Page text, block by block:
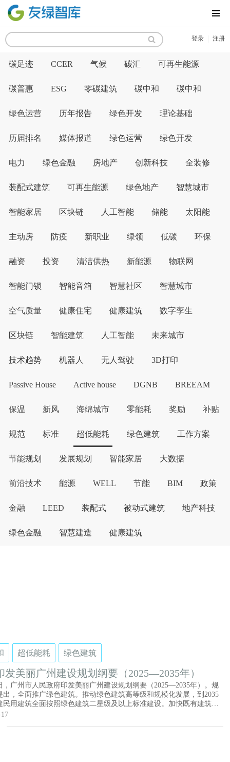
MENU
登录 注册
碳足迹 CCER 气候 碳汇 可再生能源
碳普惠 ESG 零碳建筑 碳中和 碳中和
绿色运营 历年报告 绿色开发 理论基础
历届排名 媒体报道 绿色运营 绿色开发
电力 绿色金融 房地产 创新科技 全装修
装配式建筑 可再生能源 绿色地产 智慧城市
智能家居 区块链 人工智能 储能 太阳能
主动房 防疫 新职业 绿领 低碳 环保
融资 投资 清洁供热 新能源 物联网
智能门锁 智能音箱 智慧社区 智慧城市
空气质量 健康住宅 健康建筑 数字孪生
区块链 智能建筑 人工智能 未来城市
技术趋势 机器人 无人驾驶 3D打印
Passive House Active house DGNB BREEAM
保温 新风 海绵城市 零能耗 奖励 补贴
规范 标准 超低能耗 绿色建筑 工作方案
节能规划 发展规划 智能家居 大数据
前沿技术 能源 WELL 节能 BIM 政策
金融 LEED 装配式 被动式建筑 地产科技
绿色金融 智慧建造 健康建筑
超低能耗 绿色建筑
发美丽广州建设规划纲要（2025—2035年）
，广州市人民政府印发美丽广州建设规划纲要（2025—2035年）。规
出，全面推广绿色建筑。推动绿色建筑高等级和规模化发展，到2035
民用建筑全面按照绿色建筑二星级及以上标准建设。加快既有建筑和
设施节能改造。推动超低能耗建筑、近零能耗建筑规模化发展，建设